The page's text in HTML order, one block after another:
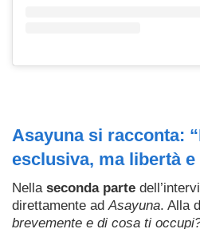
Asayuna si racconta:
esclusiva, ma libertà e
Nella seconda parte
direttamente ad Asayuna. Alla
brevemente e di cosa ti